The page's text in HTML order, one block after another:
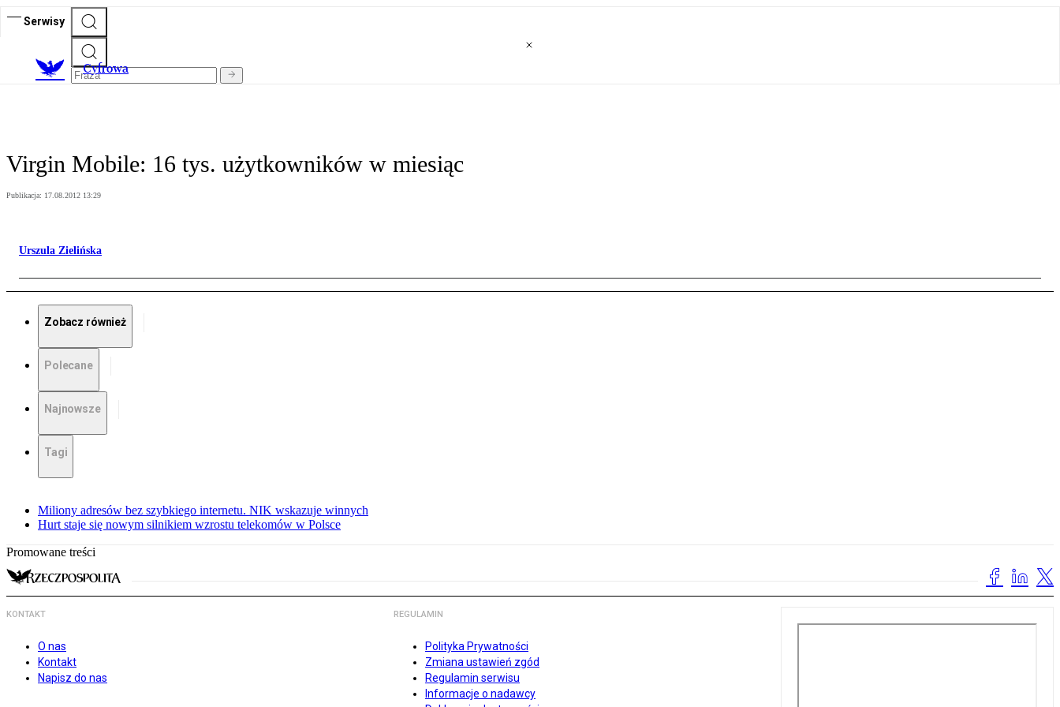
Serwisy
Cyfrowa
Virgin Mobile: 16 tys. użytkowników w miesiąc
Publikacja: 17.08.2012 13:29
Urszula Zielińska
Zobacz również
Polecane
Najnowsze
Tagi
Miliony adresów bez szybkiego internetu. NIK wskazuje winnych
Hurt staje się nowym silnikiem wzrostu telekomów w Polsce
Promowane treści
KONTAKT
O nas
Kontakt
Napisz do nas
REGULAMIN
Polityka Prywatności
Zmiana ustawień zgód
Regulamin serwisu
Informacje o nadawcy